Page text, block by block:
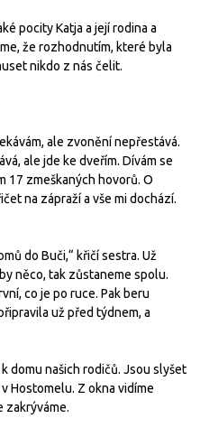
pocity Katja a její rodina a
že rozhodnutím, které byla
nikdo z nás čelit.
ale zvonění nepřestává.
ale jde ke dveřím. Dívám se
17 zmeškaných hovorů. O
na zápraží a vše mi dochází.
do Buči,“ křičí sestra. Už
něco, tak zůstaneme spolu.
co je po ruce. Pak beru
už před týdnem, a
domu našich rodičů. Jsou slyšet
Hostomelu. Z okna vidíme
zakrýváme.